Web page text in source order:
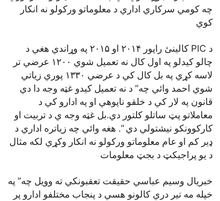
چه کومي سرکاري اداري د معلوماتو ورکولو نه انکار
کوي
د PIC کالينئ راپور ۲۰۱۴ او ۲۰۱۵ په وړاندي هغي د
چالو کيدلو په اول کال نه تعميل شوي ۱۲۰۰ عرضي تر
لاسه کړي په بل کال کي د عرضي ۱۳۳۰ پوري زياتي
شوي احمد وائي چه” د نه تعميل کيدو غټه وجه دا دي
قانون په لار کي د خلقو ناپوهي او په ادارو کي د
معاملاتو پټ ساتلو کلتور دي.بل غټه وجه ي د تربيت او
کارکوونکو نيشتولي دي “. هغه وائي چه زياتره اداري د
ډير کم او عام معلوماتو ورکولو نه انکار وکړي لکه مثال
د يو پراجيکټ د بجټ معلومات
خبريال وسيم عباسي حقيقت تعقبونکي ته وويل چه” په
خپله مه تير دري کالونو هسي د پنجاب مختلفو ادارو پر